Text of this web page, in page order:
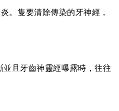
炎。隻要清除傳染的牙神經，
並且牙齒神靈經曝露時，往往